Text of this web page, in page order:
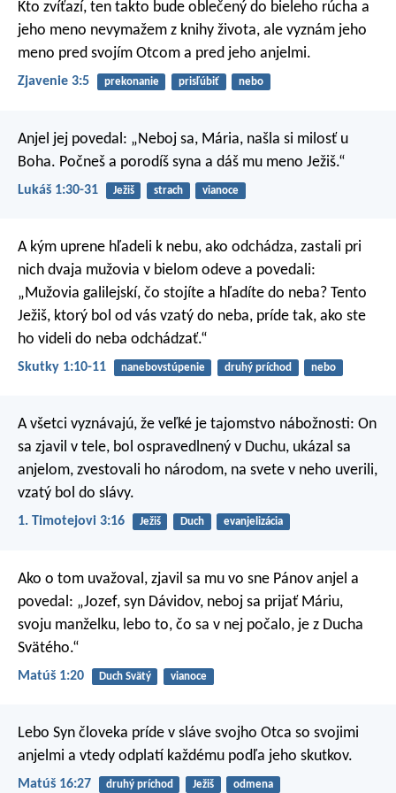
Kto zvíťazí, ten takto bude oblečený do bieleho rúcha a
jeho meno nevymažem z knihy života, ale vyznám jeho
meno pred svojím Otcom a pred jeho anjelmi.
Zjavenie 3:5 prekonanie prisľúbiť nebo
Anjel jej povedal: „Neboj sa, Mária, našla si milosť u
Boha. Počneš a porodíš syna a dáš mu meno Ježiš.“
Lukáš 1:30-31 Ježiš strach vianoce
A kým uprene hľadeli k nebu, ako odchádza, zastali pri
nich dvaja mužovia v bielom odeve a povedali:
„Mužovia galilejskí, čo stojíte a hľadíte do neba? Tento
Ježiš, ktorý bol od vás vzatý do neba, príde tak, ako ste
ho videli do neba odchádzať.“
Skutky 1:10-11 nanebovstúpenie druhý príchod nebo
A všetci vyznávajú, že veľké je tajomstvo nábožnosti: On
sa zjavil v tele, bol ospravedlnený v Duchu, ukázal sa
anjelom, zvestovali ho národom, na svete v neho uverili,
vzatý bol do slávy.
1. Timotejovi 3:16 Ježiš Duch evanjelizácia
Ako o tom uvažoval, zjavil sa mu vo sne Pánov anjel a
povedal: „Jozef, syn Dávidov, neboj sa prijať Máriu,
svoju manželku, lebo to, čo sa v nej počalo, je z Ducha
Svätého.“
Matúš 1:20 Duch Svätý vianoce
Lebo Syn človeka príde v sláve svojho Otca so svojimi
anjelmi a vtedy odplatí každému podľa jeho skutkov.
Matúš 16:27 druhý príchod Ježiš odmena